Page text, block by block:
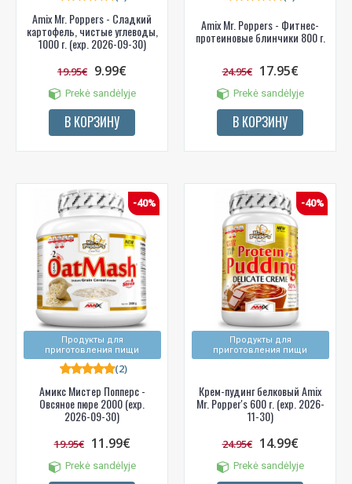
Amix Mr. Poppers - Сладкий
картофель, чистые углеводы,
1000 г. (exp. 2026-09-30)
19.95€ 9.99€
Prekė sandėlyje
В КОРЗИНУ
Amix Mr. Poppers - Фитнес-
протеиновые блинчики 800 г.
24.95€ 17.95€
Prekė sandėlyje
В КОРЗИНУ
Продукты для
приготовления пищи
-40%
Амикс Мистер Попперс -
Овсяное пюре 2000 (exp.
2026-09-30)
(2)
19.95€ 11.99€
Prekė sandėlyje
Продукты для
приготовления пищи
-40%
Крем-пудинг белковый Amix
Mr. Popper's 600 г. (exp. 2026-
11-30)
24.95€ 14.99€
Prekė sandėlyje